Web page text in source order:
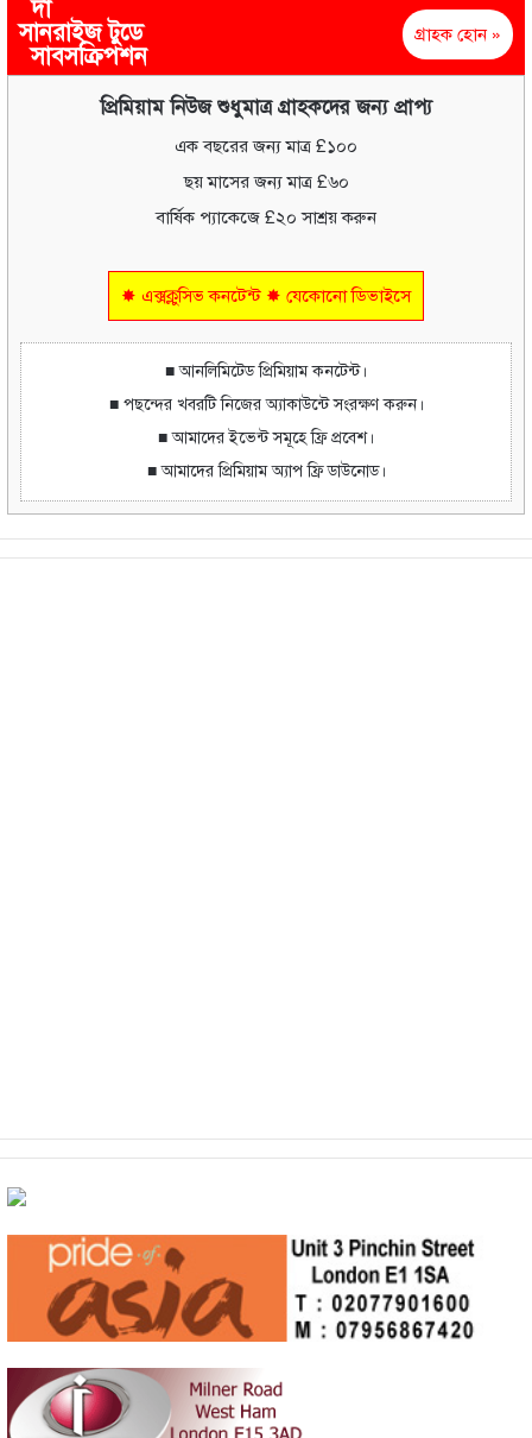
দা
সানরাইজ টুডে
সাবসক্রিপশন
গ্রাহক হোন »
প্রিমিয়াম নিউজ শুধুমাত্র গ্রাহকদের জন্য প্রাপ্য
এক বছরের জন্য মাত্র £১০০
ছয় মাসের জন্য মাত্র £৬০
বার্ষিক প্যাকেজে £২০ সাশ্রয় করুন
✸ এক্সক্লুসিভ কনটেন্ট ✸ যেকোনো ডিভাইসে
■ আনলিমিটেড প্রিমিয়াম কনটেন্ট।
■ পছন্দের খবরটি নিজের অ্যাকাউন্টে সংরক্ষণ করুন।
■ আমাদের ইভেন্ট সমূহে ফ্রি প্রবেশ।
■ আমাদের প্রিমিয়াম অ্যাপ ফ্রি ডাউনোড।